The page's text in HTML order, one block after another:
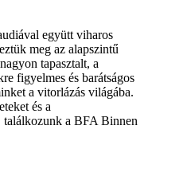
együtt viharos
meg az alapszintű
tapasztalt, a
figyelmes és barátságos
a vitorlázás világába.
és a
találkozunk a BFA Binnen